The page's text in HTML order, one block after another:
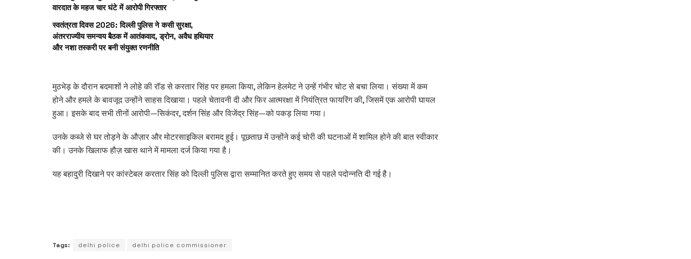
वारदात के महज चार घंटे में आरोपी गिरफ्तार
स्वतंत्रता दिवस 2026: दिल्ली पुलिस ने कसी सुरक्षा,
अंतरराज्यीय समन्वय बैठक में आतंकवाद, ड्रोन, अवैध हथियार
और नशा तस्करी पर बनी संयुक्त रणनीति
मुठभेड़ के दौरान बदमाशों ने लोहे की रॉड से करतार सिंह पर हमला किया, लेकिन हेलमेट ने उन्हें गंभीर चोट से बचा लिया। संख्या में कम
होने और हमले के बावजूद उन्होंने साहस दिखाया। पहले चेतावनी दी और फिर आत्मरक्षा में नियंत्रित फायरिंग की, जिसमें एक आरोपी घायल
हुआ। इसके बाद सभी तीनों आरोपी—सिकंदर, दर्शन सिंह और विजेंद्र सिंह—को पकड़ लिया गया।
उनके कब्जे से घर तोड़ने के औज़ार और मोटरसाइकिल बरामद हुई। पूछताछ में उन्होंने कई चोरी की घटनाओं में शामिल होने की बात स्वीकार
की। उनके खिलाफ हौज़ खास थाने में मामला दर्ज किया गया है।
यह बहादुरी दिखाने पर कांस्टेबल करतार सिंह को दिल्ली पुलिस द्वारा सम्मानित करते हुए समय से पहले पदोन्नति दी गई है।
Tags: delhi police delhi police commissioner